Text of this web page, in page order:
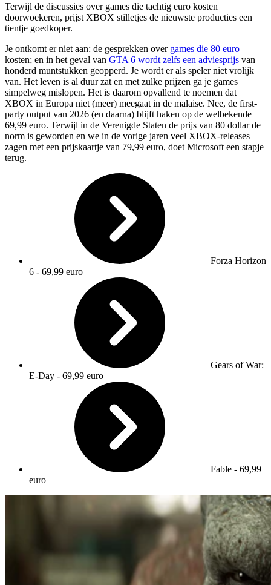
Terwijl de discussies over games die tachtig euro kosten
doorwoekeren, prijst XBOX stilletjes de nieuwste producties een
tientje goedkoper.
Je ontkomt er niet aan: de gesprekken over games die 80 euro
kosten; en in het geval van GTA 6 wordt zelfs een adviesprijs van
honderd muntstukken geopperd. Je wordt er als speler niet vrolijk
van. Het leven is al duur zat en met zulke prijzen ga je games
simpelweg mislopen. Het is daarom opvallend te noemen dat
XBOX in Europa niet (meer) meegaat in de malaise. Nee, de first-
party output van 2026 (en daarna) blijft haken op de welbekende
69,99 euro. Terwijl in de Verenigde Staten de prijs van 80 dollar de
norm is geworden en we in de vorige jaren veel XBOX-releases
zagen met een prijskaartje van 79,99 euro, doet Microsoft een stapje
terug.
Forza Horizon
6 - 69,99 euro
Gears of War:
E-Day - 69,99 euro
Fable - 69,99
euro